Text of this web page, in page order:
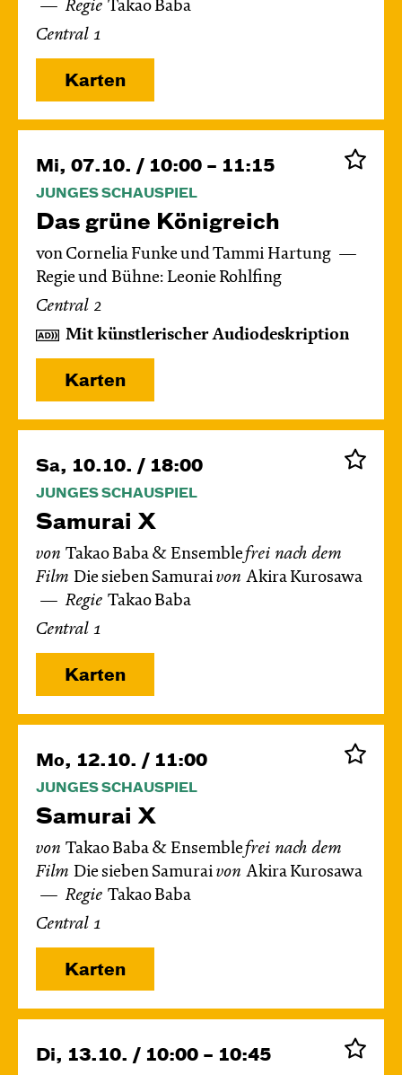
Regie Takao Baba
Central 1
Karten
Mi, 07.10. / 10:00 – 11:15
JUNGES SCHAUSPIEL
Das grüne König­reich
von Cornelia Funke und Tammi Hartung
Regie und Bühne: Leonie Rohlfing
Central 2
Mit künstlerischer Audiodeskription
Karten
Sa, 10.10. / 18:00
JUNGES SCHAUSPIEL
Samurai X
von Takao Baba & Ensemblefrei nach dem
Film Die sieben Samurai von Akira Kurosawa
Regie Takao Baba
Central 1
Karten
Mo, 12.10. / 11:00
JUNGES SCHAUSPIEL
Samurai X
von Takao Baba & Ensemblefrei nach dem
Film Die sieben Samurai von Akira Kurosawa
Regie Takao Baba
Central 1
Karten
Di, 13.10. / 10:00 – 10:45